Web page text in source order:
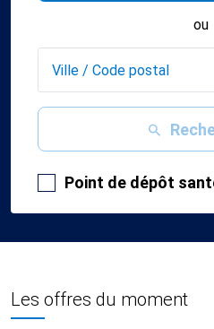
ou
Point de dépôt
Les offres du moment